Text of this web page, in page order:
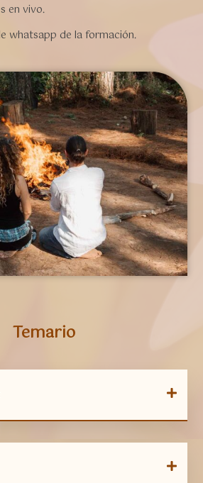
en vivo.
whatsapp de la formación.
Temario